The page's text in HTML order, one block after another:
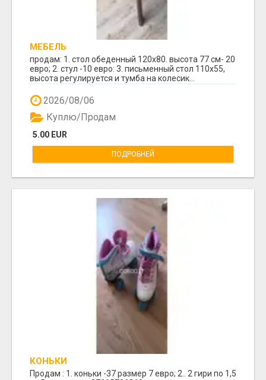
МЕБЕЛЬ
продам: 1. стол обеденный 120х80. высота 77 см- 20
евро; 2. стул -10 евро: 3. письменный стол 110х55,
высота регулируется и тумба на колесик...
2026/08/06
5.00 EUR
Куплю/Продам
ПОДРОБНЕЙ
КОНЬКИ
Продам : 1. коньки -37 размер 7 евро; 2.. 2 гири по 1,5